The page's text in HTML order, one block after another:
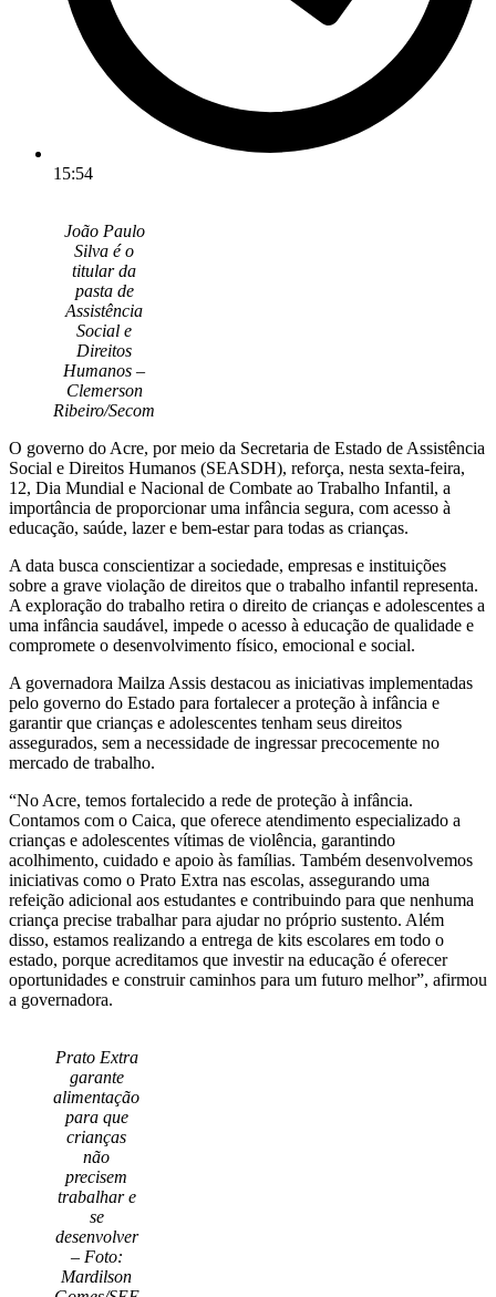
15:54
João Paulo
Silva é o
titular da
pasta de
Assistência
Social e
Direitos
Humanos –
Clemerson
Ribeiro/Secom
O governo do Acre, por meio da Secretaria de Estado de Assistência
Social e Direitos Humanos (SEASDH), reforça, nesta sexta-feira,
12, Dia Mundial e Nacional de Combate ao Trabalho Infantil, a
importância de proporcionar uma infância segura, com acesso à
educação, saúde, lazer e bem-estar para todas as crianças.
A data busca conscientizar a sociedade, empresas e instituições
sobre a grave violação de direitos que o trabalho infantil representa.
A exploração do trabalho retira o direito de crianças e adolescentes a
uma infância saudável, impede o acesso à educação de qualidade e
compromete o desenvolvimento físico, emocional e social.
A governadora Mailza Assis destacou as iniciativas implementadas
pelo governo do Estado para fortalecer a proteção à infância e
garantir que crianças e adolescentes tenham seus direitos
assegurados, sem a necessidade de ingressar precocemente no
mercado de trabalho.
“No Acre, temos fortalecido a rede de proteção à infância.
Contamos com o Caica, que oferece atendimento especializado a
crianças e adolescentes vítimas de violência, garantindo
acolhimento, cuidado e apoio às famílias. Também desenvolvemos
iniciativas como o Prato Extra nas escolas, assegurando uma
refeição adicional aos estudantes e contribuindo para que nenhuma
criança precise trabalhar para ajudar no próprio sustento. Além
disso, estamos realizando a entrega de kits escolares em todo o
estado, porque acreditamos que investir na educação é oferecer
oportunidades e construir caminhos para um futuro melhor”, afirmou
a governadora.
Prato Extra
garante
alimentação
para que
crianças
não
precisem
trabalhar e
se
desenvolver
– Foto:
Mardilson